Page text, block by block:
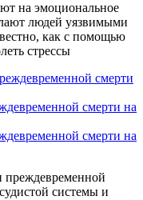
на эмоциональное
людей уязвимыми
как с помощью
стрессы
смерти на
смерти на
преждевременной
системы и